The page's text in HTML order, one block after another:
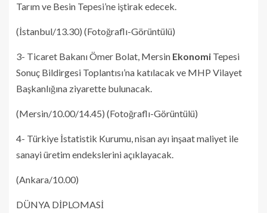
Tarım ve Besin Tepesi’ne iştirak edecek.
(İstanbul/13.30) (Fotoğraflı-Görüntülü)
3- Ticaret Bakanı Ömer Bolat, Mersin Ekonomi Tepesi
Sonuç Bildirgesi Toplantısı’na katılacak ve MHP Vilayet
Başkanlığına ziyarette bulunacak.
(Mersin/10.00/14.45) (Fotoğraflı-Görüntülü)
4- Türkiye İstatistik Kurumu, nisan ayı inşaat maliyet ile
sanayi üretim endekslerini açıklayacak.
(Ankara/10.00)
DÜNYA DİPLOMASİ